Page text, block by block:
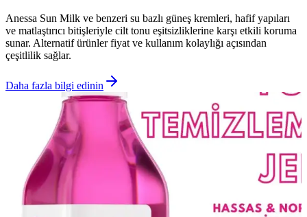
Anessa Sun Milk ve benzeri su bazlı güneş kremleri, hafif yapıları
ve matlaştırıcı bitişleriyle cilt tonu eşitsizliklerine karşı etkili koruma
sunar. Alternatif ürünler fiyat ve kullanım kolaylığı açısından
çeşitlilik sağlar.
Daha fazla bilgi edinin